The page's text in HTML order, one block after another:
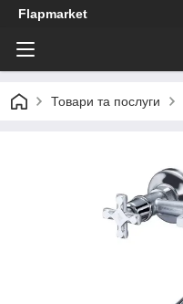
Flapmarket
Товари та послуги